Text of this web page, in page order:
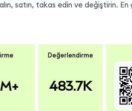
satın, takas edin ve değiştirin. En
Değerlendirme
483.7K